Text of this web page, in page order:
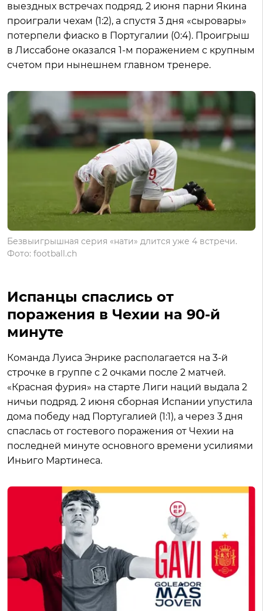
выездных встречах подряд. 2 июня парни Якина
проиграли чехам (1:2), а спустя 3 дня «сыровары»
потерпели фиаско в Португалии (0:4). Проигрыш
в Лиссабоне оказался 1-м поражением с крупным
счетом при нынешнем главном тренере.
Безвыигрышная серия «нати» длится уже 4 встречи.
Фото: football.ch
Испанцы спаслись от
поражения в Чехии на 90-й
минуте
Команда Луиса Энрике располагается на 3-й
строчке в группе с 2 очками после 2 матчей.
«Красная фурия» на старте Лиги наций выдала 2
ничьи подряд. 2 июня сборная Испании упустила
дома победу над Португалией (1:1), а через 3 дня
спаслась от гостевого поражения от Чехии на
последней минуте основного времени усилиями
Иньиго Мартинеса.